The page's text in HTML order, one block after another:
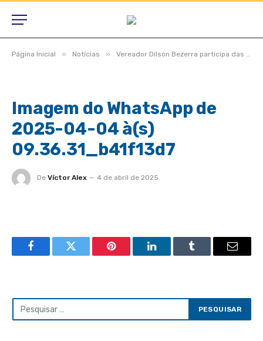
Página Inicial » Notícias » Vereador Dilson Bezerra participa das atividades físicas realizadas na Academia da Saúde
Imagem do WhatsApp de
2025-04-04 à(s)
09.36.31_b41f13d7
De Víctor Alex 4 de abril de 2025
FacebookTwitter Pinterest LinkedInTumblr Email